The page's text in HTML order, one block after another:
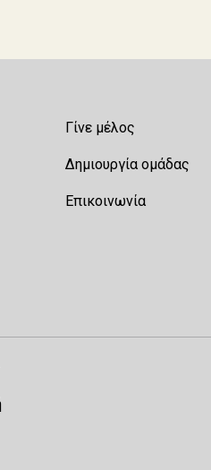
Γίνε μέλος
Δημιουργία ομάδας
Επικοινωνία